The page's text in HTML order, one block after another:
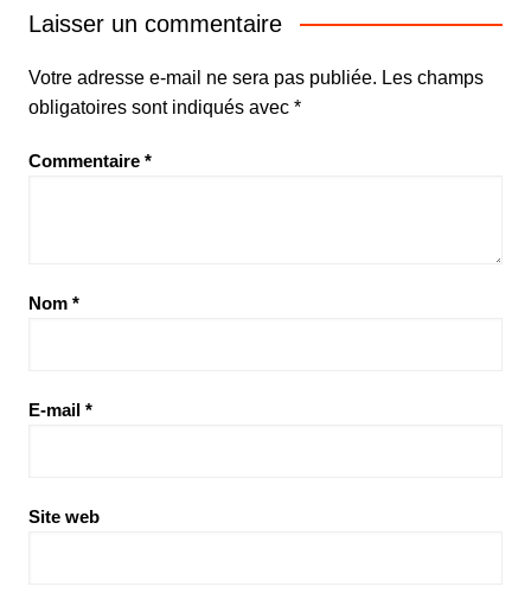
Laisser un commentaire
Votre adresse e-mail ne sera pas publiée. Les champs
obligatoires sont indiqués avec *
Commentaire *
Nom *
E-mail *
Site web